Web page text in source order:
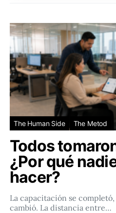
The Human Side The Metod
Todos
¿Por qué
hacer?
La capacitación se
cambió. La distancia entre…